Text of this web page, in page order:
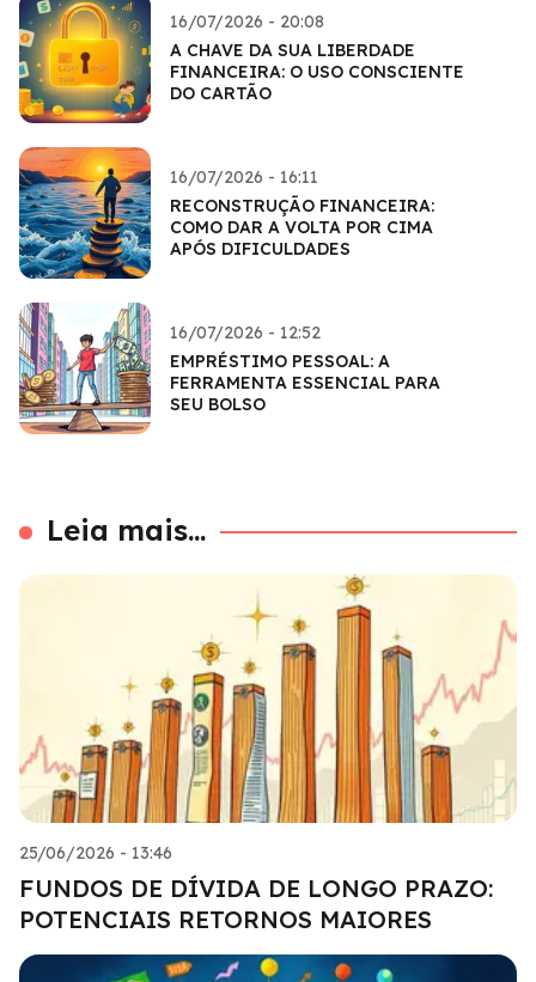
16/07/2026 - 20:08
A CHAVE DA SUA LIBERDADE
FINANCEIRA: O USO CONSCIENTE
DO CARTÃO
16/07/2026 - 16:11
RECONSTRUÇÃO FINANCEIRA:
COMO DAR A VOLTA POR CIMA
APÓS DIFICULDADES
16/07/2026 - 12:52
EMPRÉSTIMO PESSOAL: A
FERRAMENTA ESSENCIAL PARA
SEU BOLSO
Leia mais...
25/06/2026 - 13:46
FUNDOS DE DÍVIDA DE LONGO PRAZO:
POTENCIAIS RETORNOS MAIORES